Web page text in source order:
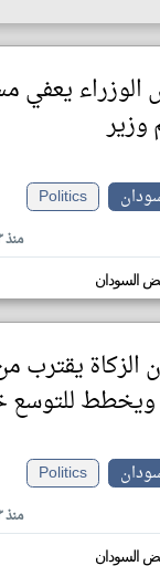
الوزراء يعفي
وزير
Politics
منذ ٣ ساعات
السودان
ويخطط
Politics
منذ ٣ ساعات
السودان